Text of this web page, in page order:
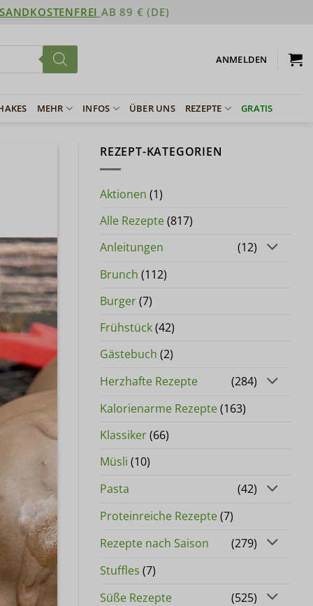
AB 89 € (DE)
ANMELDEN
MEHR INFOS ÜBER UNS REZEPTE GRATIS
REZEPT-KATEGORIEN
Aktionen (1)
Alle Rezepte(817)
Anleitungen
(12)
Brunch (112)
Burger(7)
Frühstück(42)
Gästebuch (2)
Herzhafte Rezepte
(284)
Kalorienarme Rezepte(163)
Klassiker(66)
Müsli (10)
Pasta
(42)
Proteinreiche Rezepte(7)
Rezepte nach Saison
(279)
Stuffles (7)
Süße Rezepte
(525)